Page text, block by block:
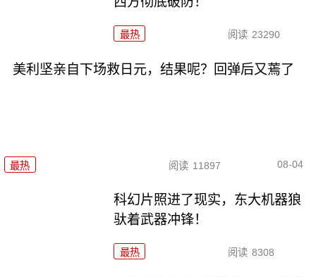
最热 阅读 23290
美利坚亲自下场救日元，结果呢？回弹后又蔫了
最热 阅读 11897 08-04
科幻片照进了现实，东大机器狼
驮着武器冲锋！
最热 阅读 8308